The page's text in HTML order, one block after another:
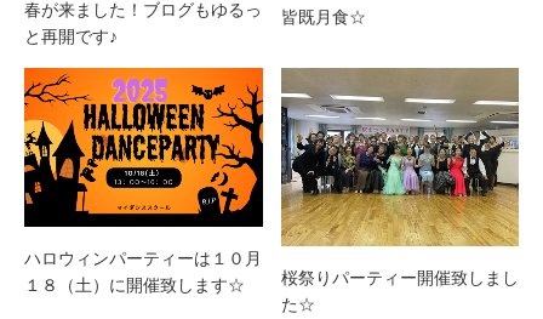
春が来ました！ブログもゆるっ
と再開です♪
皆既月食☆
ハロウィンパーティーは１０月
１８（土）に開催致します☆
桜祭りパーティー開催致しまし
た☆